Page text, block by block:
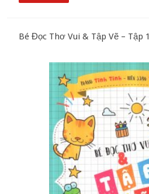
Bé Đọc Thơ Vui & Tập Vẽ – Tập 1